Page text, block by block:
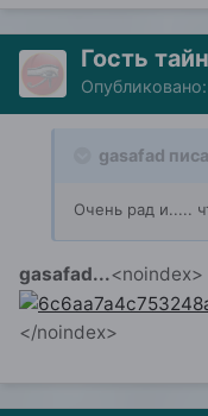
Гость
Опубликовано:
gasafad
Очень рад и.....
gasafad...<noindex>
</noindex>